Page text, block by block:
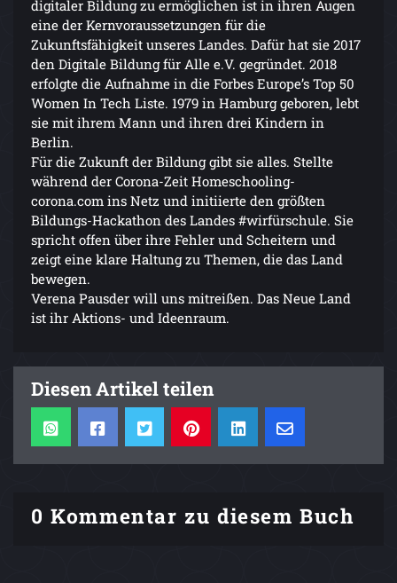
digitaler Bildung zu ermöglichen ist in ihren Augen
eine der Kernvoraussetzungen für die
Zukunftsfähigkeit unseres Landes. Dafür hat sie 2017
den Digitale Bildung für Alle e.V. gegründet. 2018
erfolgte die Aufnahme in die Forbes Europe’s Top 50
Women In Tech Liste. 1979 in Hamburg geboren, lebt
sie mit ihrem Mann und ihren drei Kindern in
Berlin.
Für die Zukunft der Bildung gibt sie alles. Stellte
während der Corona-Zeit Homeschooling-
corona.com ins Netz und initiierte den größten
Bildungs-Hackathon des Landes #wirfürschule. Sie
spricht offen über ihre Fehler und Scheitern und
zeigt eine klare Haltung zu Themen, die das Land
bewegen.
Verena Pausder will uns mitreißen. Das Neue Land
ist ihr Aktions- und Ideenraum.
Diesen Artikel teilen
0 Kommentar zu diesem Buch